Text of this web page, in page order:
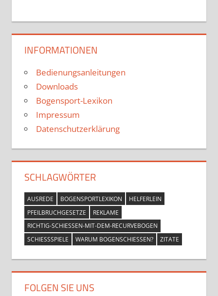
INFORMATIONEN
Bedienungsanleitungen
Downloads
Bogensport-Lexikon
Impressum
Datenschutzerklärung
SCHLAGWÖRTER
AUSREDE BOGENSPORTLEXIKON
HELFERLEIN
PFEILBRUCHGESETZE
REKLAME
RICHTIG-SCHIESSEN-MIT-DEM-RECURVEBOGEN
SCHIESSSPIELE
WARUM BOGENSCHIESSEN? ZITATE
FOLGEN SIE UNS